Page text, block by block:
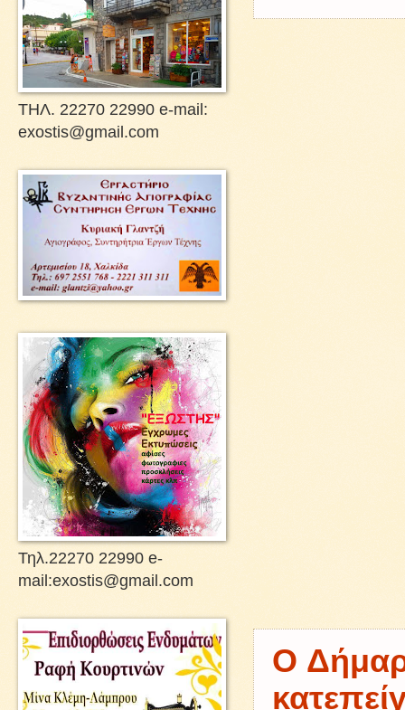
O
ΤΗΛ. 22270 22990 e-mail:
exostis@gmail.com
Τηλ.22270 22990 e-
mail:exostis@gmail.com